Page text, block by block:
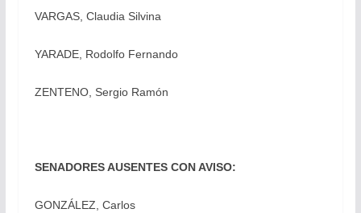
VARGAS, Claudia Silvina
YARADE, Rodolfo Fernando
ZENTENO, Sergio Ramón
SENADORES AUSENTES CON AVISO:
GONZÁLEZ, Carlos